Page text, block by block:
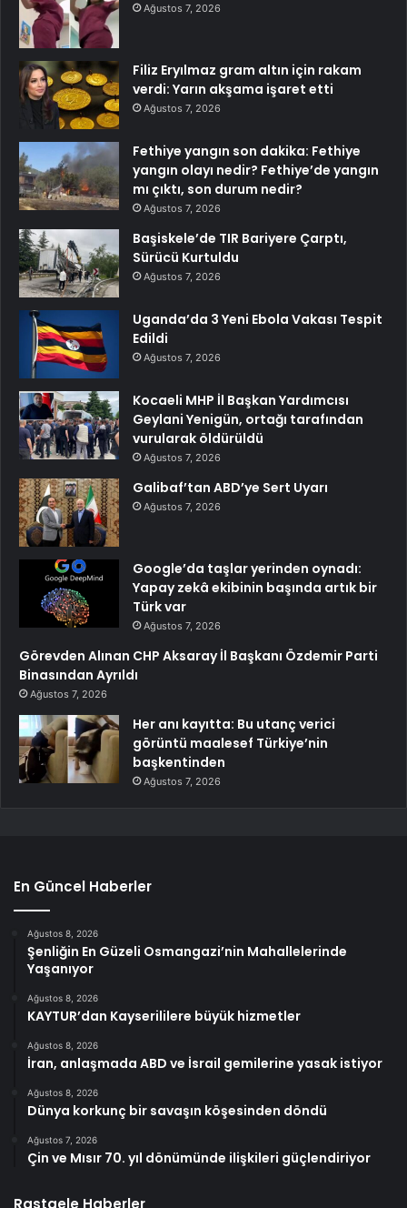
Ağustos 7, 2026
Filiz Eryılmaz gram altın için rakam
verdi: Yarın akşama işaret etti
Ağustos 7, 2026
Fethiye yangın son dakika: Fethiye
yangın olayı nedir? Fethiye’de yangın
mı çıktı, son durum nedir?
Ağustos 7, 2026
Başiskele’de TIR Bariyere Çarptı,
Sürücü Kurtuldu
Ağustos 7, 2026
Uganda’da 3 Yeni Ebola Vakası Tespit
Edildi
Ağustos 7, 2026
Kocaeli MHP İl Başkan Yardımcısı
Geylani Yenigün, ortağı tarafından
vurularak öldürüldü
Ağustos 7, 2026
Galibaf’tan ABD’ye Sert Uyarı
Ağustos 7, 2026
Google’da taşlar yerinden oynadı:
Yapay zekâ ekibinin başında artık bir
Türk var
Ağustos 7, 2026
Görevden Alınan CHP Aksaray İl Başkanı Özdemir Parti
Binasından Ayrıldı
Ağustos 7, 2026
Her anı kayıtta: Bu utanç verici
görüntü maalesef Türkiye’nin
başkentinden
Ağustos 7, 2026
En Güncel Haberler
Ağustos 8, 2026
Şenliğin En Güzeli Osmangazi’nin Mahallelerinde
Yaşanıyor
Ağustos 8, 2026
KAYTUR’dan Kayserililere büyük hizmetler
Ağustos 8, 2026
İran, anlaşmada ABD ve İsrail gemilerine yasak istiyor
Ağustos 8, 2026
Dünya korkunç bir savaşın köşesinden döndü
Ağustos 7, 2026
Çin ve Mısır 70. yıl dönümünde ilişkileri güçlendiriyor
Rastgele Haberler